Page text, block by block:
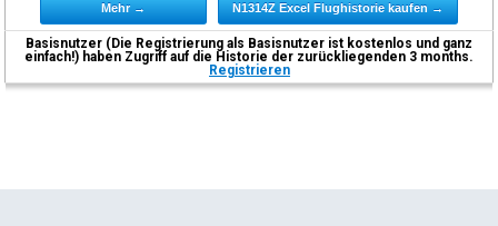
Mehr → N1314Z Excel Flughistorie kaufen →
Basisnutzer (Die Registrierung als Basisnutzer ist kostenlos und ganz
einfach!) haben Zugriff auf die Historie der zurückliegenden 3 months.
Registrieren